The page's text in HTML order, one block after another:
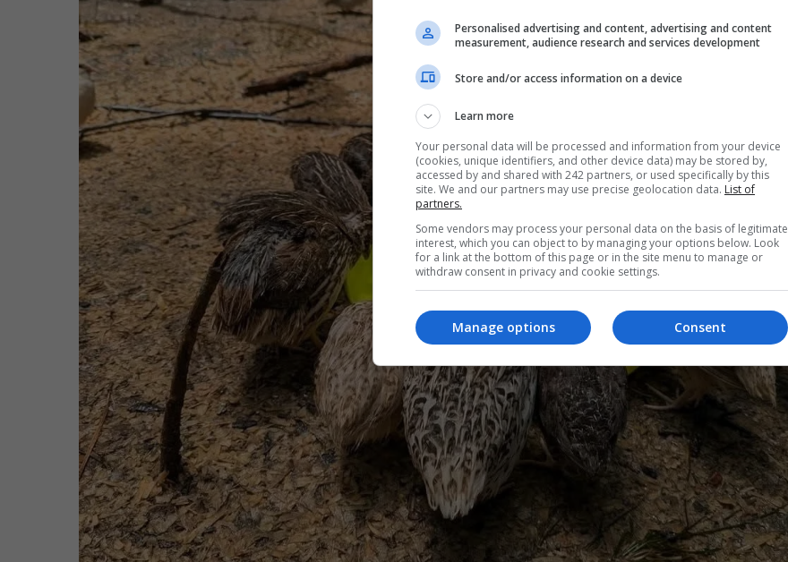
Personalised advertising and content, advertising and content
measurement, audience research and services development
Store and/or access information on a device
Learn more
Your personal data will be processed and information from your device
(cookies, unique identifiers, and other device data) may be stored by,
accessed by and shared with 242 partners, or used specifically by this
site. We and our partners may use precise geolocation data. List of
partners.
Some vendors may process your personal data on the basis of legitimate
interest, which you can object to by managing your options below. Look
for a link at the bottom of this page or in the site menu to manage or
withdraw consent in privacy and cookie settings.
Consent
Manage options